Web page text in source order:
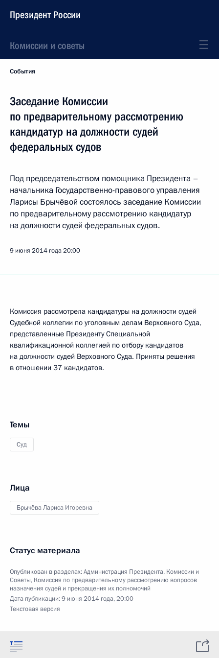
Президент России
Комиссии и советы
События
Заседание Комиссии
по предварительному рассмотрению
кандидатур на должности судей
федеральных судов
Под председательством помощника Президента –
начальника Государственно-правового управления
Ларисы Брычёвой состоялось заседание Комиссии
по предварительному рассмотрению кандидатур
на должности судей федеральных судов.
9 июня 2014 года20:00
Комиссия рассмотрела кандидатуры на должности судей
Судебной коллегии по уголовным делам Верховного Суда,
представленные Президенту Специальной
квалификационной коллегией по отбору кандидатов
на должности судей Верховного Суда. Приняты решения
в отношении 37 кандидатов.
Темы
Суд
Лица
Брычёва Лариса Игоревна
Статус материала
Опубликован в разделах:Администрация Президента, Комиссии и
Советы, Комиссия по предварительному рассмотрению вопросов
назначения судей и прекращения их полномочий
Дата публикации:9 июня 2014 года, 20:00
Текстовая версия